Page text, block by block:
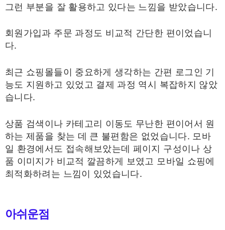
그런 부분을 잘 활용하고 있다는 느낌을 받았습니다.
회원가입과 주문 과정도 비교적 간단한 편이었습니
다.
최근 쇼핑몰들이 중요하게 생각하는 간편 로그인 기
능도 지원하고 있었고 결제 과정 역시 복잡하지 않았
습니다.
상품 검색이나 카테고리 이동도 무난한 편이어서 원
하는 제품을 찾는 데 큰 불편함은 없었습니다. 모바
일 환경에서도 접속해보았는데 페이지 구성이나 상
품 이미지가 비교적 깔끔하게 보였고 모바일 쇼핑에
최적화하려는 느낌이 있었습니다.
아쉬운점